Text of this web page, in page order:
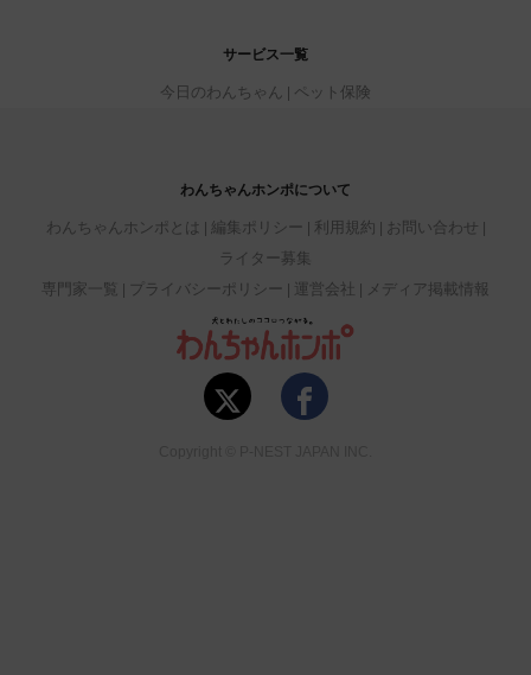
サービス一覧
今日のわんちゃん ペット保険
わんちゃんホンポについて
わんちゃんホンポとは 編集ポリシー 利用規約
お問い合わせ
ライター募集
専門家一覧
プライバシーポリシー 運営会社 メディア掲載情報